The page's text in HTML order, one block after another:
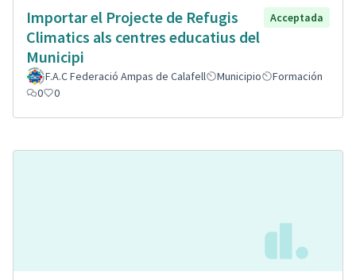
Importar el Projecte de Refugis
Climatics als centres educatius del
Municipi
Acceptada
F.A.C Federació Ampas de Calafell Municipio
Formación
0
0